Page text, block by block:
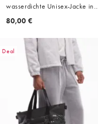
wasserdichte Unisex-Jacke in
Marineblau
80,00 €
Deal